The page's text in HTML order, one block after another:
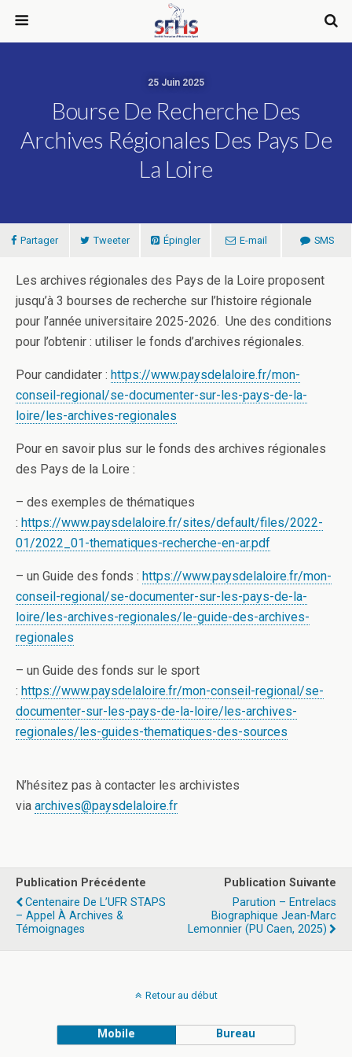
25 Juin 2025
Bourse De Recherche Des
Archives Régionales Des Pays De
La Loire
Partager Tweeter Épingler E-mail SMS
Les archives régionales des Pays de la Loire proposent
jusqu’à 3 bourses de recherche sur l’histoire régionale
pour l’année universitaire 2025-2026. Une des conditions
pour l’obtenir : utiliser le fonds d’archives régionales.
Pour candidater : https://www.paysdelaloire.fr/mon-
conseil-regional/se-documenter-sur-les-pays-de-la-
loire/les-archives-regionales
Pour en savoir plus sur le fonds des archives régionales
des Pays de la Loire :
– des exemples de thématiques
: https://www.paysdelaloire.fr/sites/default/files/2022-
01/2022_01-thematiques-recherche-en-ar.pdf
– un Guide des fonds : https://www.paysdelaloire.fr/mon-
conseil-regional/se-documenter-sur-les-pays-de-la-
loire/les-archives-regionales/le-guide-des-archives-
regionales
– un Guide des fonds sur le sport
: https://www.paysdelaloire.fr/mon-conseil-regional/se-
documenter-sur-les-pays-de-la-loire/les-archives-
regionales/les-guides-thematiques-des-sources
N’hésitez pas à contacter les archivistes
via archives@paysdelaloire.fr
Publication Précédente
Centenaire De L’UFR STAPS
– Appel À Archives &
Témoignages
Publication Suivante
Parution – Entrelacs
Biographique Jean-Marc
Lemonnier (PU Caen, 2025)
Retour au début
Mobile Bureau